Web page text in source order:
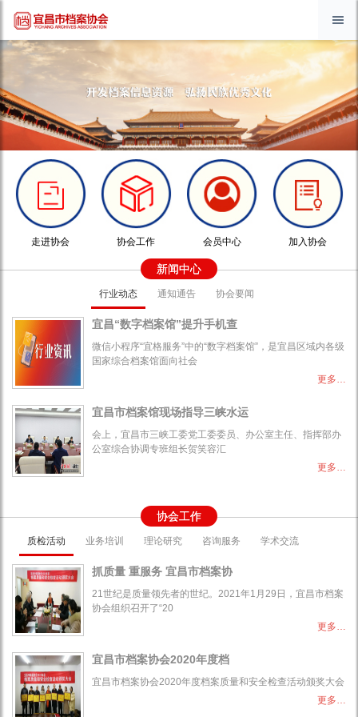
走进协会 协会工作 会员中心 加入协会
新闻中心
行业动态 通知通告 协会要闻
宜昌“数字档案馆”提升手机查
微信小程序“宜格服务”中的“数字档案馆”，是宜昌区域内各级
国家综合档案馆面向社会
更多…
宜昌市档案馆现场指导三峡水运
会上，宜昌市三峡工委党工委委员、办公室主任、指挥部办
公室综合协调专班组长贺笑容汇
更多…
协会工作
质检活动 业务培训 理论研究 咨询服务 学术交流
抓质量 重服务 宜昌市档案协
21世纪是质量领先者的世纪。2021年1月29日，宜昌市档案
协会组织召开了“20
更多…
宜昌市档案协会2020年度档
宜昌市档案协会2020年度档案质量和安全检查活动颁奖大会
更多…